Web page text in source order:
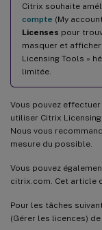
Citrix souhaite
compte (My
Licenses pour
masquer et afficher
Licensing Tools »
limitée.
Vous pouvez
utiliser Citrix
Nous vous
mesure du possible.
Vous pouvez
citrix.com. Cet article
Pour les tâches
(Gérer les licences) de